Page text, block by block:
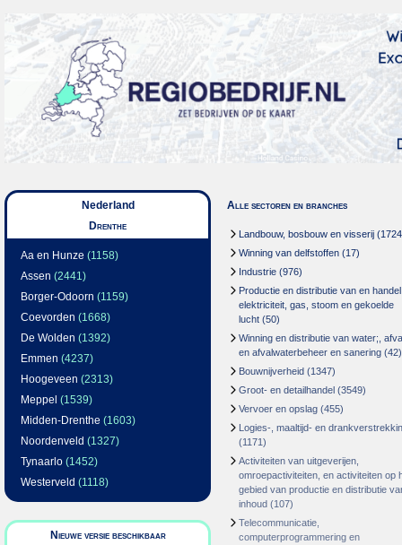
Nederland
Drenthe
Aa en Hunze (1158)
Assen (2441)
Borger-Odoorn (1159)
Coevorden (1668)
De Wolden (1392)
Emmen (4237)
Hoogeveen (2313)
Meppel (1539)
Midden-Drenthe (1603)
Noordenveld (1327)
Tynaarlo (1452)
Westerveld (1118)
Nieuwe versie beschikbaar
Alle sectoren en branches
Landbouw, bosbouw en visserij
Winning van delfstoffen (17)
Industrie (976)
Productie en distributie van en
elektriciteit, gas, stoom en gekoelde
lucht (50)
Winning en distributie van water;,
en afvalwaterbeheer en sanering (42)
Bouwnijverheid (1347)
Groot- en detailhandel (3549)
Vervoer en opslag (455)
Logies-, maaltijd- en
(1171)
Activiteiten van uitgeverijen,
omroepactiviteiten, en activiteiten op
gebied van productie en distributie
inhoud (107)
Telecommunicatie,
computerprogrammering en